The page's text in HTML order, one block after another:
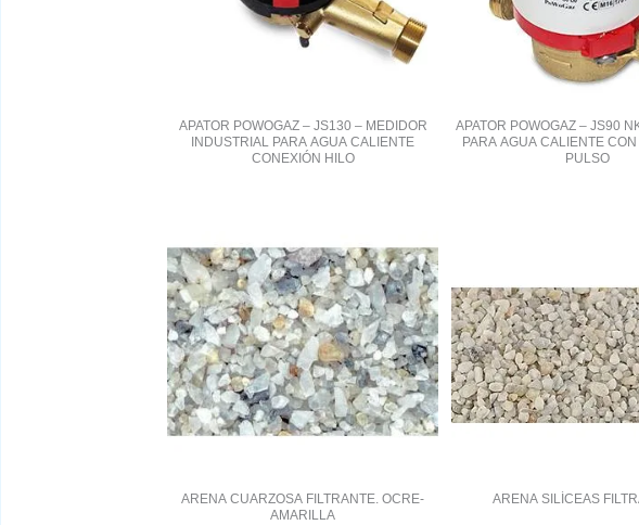
APATOR POWOGAZ – JS130 – MEDIDOR
INDUSTRIAL PARA AGUA CALIENTE
CONEXIÓN HILO
APATOR POWOGAZ – JS90
PARA AGUA CALIENTE
PULSO
ARENA CUARZOSA FILTRANTE. OCRE-
AMARILLA
ARENA SILÍCEAS